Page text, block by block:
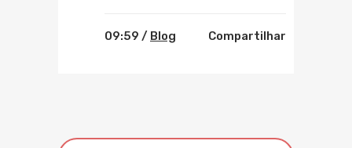
09:59 / Blog Compartilhar